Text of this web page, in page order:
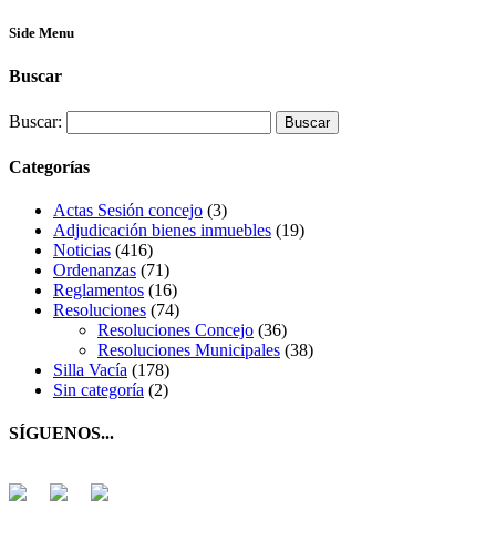
Side Menu
Buscar
Buscar:
Categorías
Actas Sesión concejo (3)
Adjudicación bienes inmuebles (19)
Noticias (416)
Ordenanzas (71)
Reglamentos (16)
Resoluciones (74)
Resoluciones Concejo (36)
Resoluciones Municipales (38)
Silla Vacía (178)
Sin categoría (2)
SÍGUENOS...